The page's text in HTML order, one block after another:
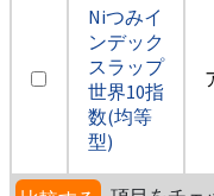
Niつみイ
ンデック
スラップ
世界10指
数(均等
型)